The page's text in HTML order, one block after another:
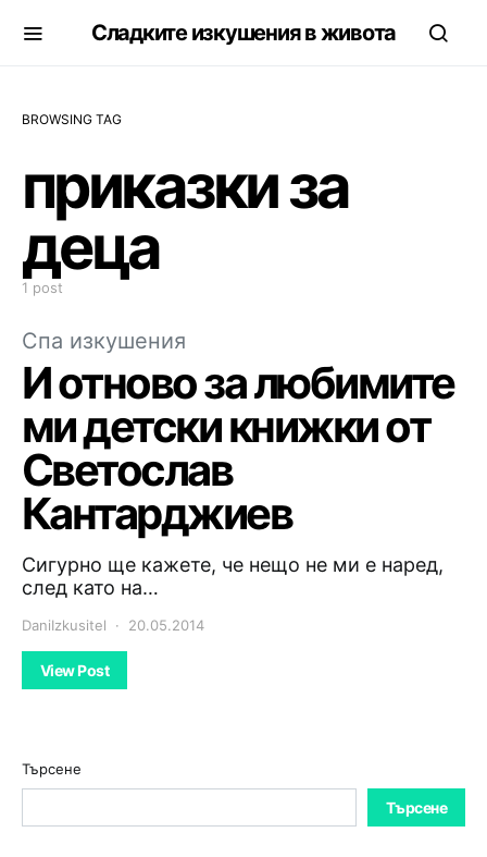
Сладките изкушения в живота
BROWSING TAG
приказки за
деца
1 post
Спа изкушения
И отново за любимите
ми детски книжки от
Светослав
Кантарджиев
Сигурно ще кажете, че нещо не ми е наред,
след като на…
DaniIzkusitel 20.05.2014
View Post
Търсене
Търсене